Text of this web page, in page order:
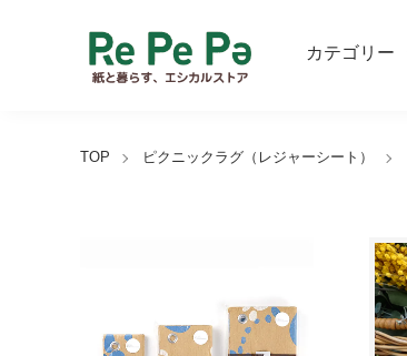
カテゴリー
TOP ピクニックラグ（レジャーシート）